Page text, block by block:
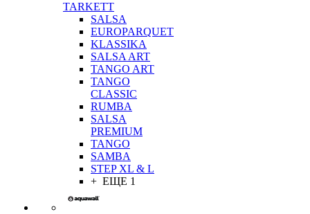
TARKETT
SALSA
EUROPARQUET
KLASSIKA
SALSA ART
TANGO ART
TANGO
CLASSIC
RUMBA
SALSA
PREMIUM
TANGO
SAMBA
STEP XL & L
+ ЕЩЕ 1